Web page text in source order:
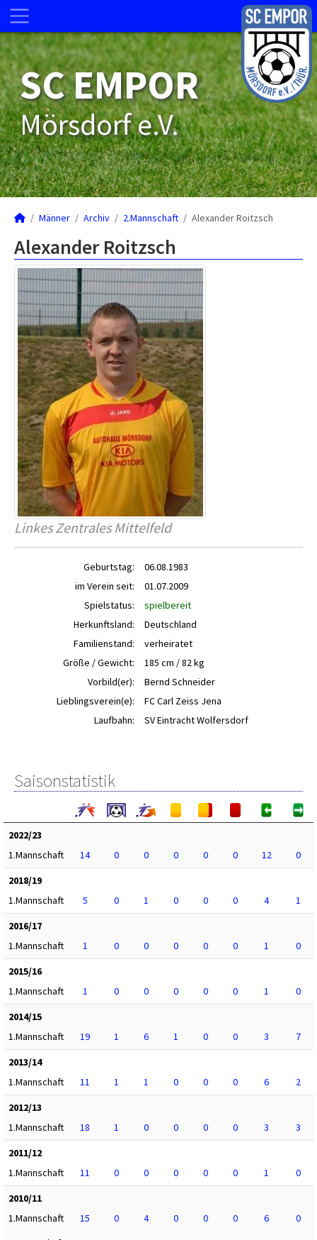
SC EMPOR
Mörsdorf e.V.
Männer Archiv 2.Mannschaft Alexander Roitzsch
Alexander Roitzsch
Linkes Zentrales Mittelfeld
Geburtstag:
06.08.1983
im Verein seit:
01.07.2009
Spielstatus:
spielbereit
Herkunftsland:
Deutschland
Familienstand:
verheiratet
Größe / Gewicht:
185 cm / 82 kg
Vorbild(er):
Bernd Schneider
Lieblingsverein(e):
FC Carl Zeiss Jena
Laufbahn:
SV Eintracht Wolfersdorf
Saisonstatistik
2022/23
1.Mannschaft
14 0 0 0 0 0 12
0
2018/19
1.Mannschaft
5 0 1 0 0 0 4
1
2016/17
1.Mannschaft
1 0 0 0 0 0 1
0
2015/16
1.Mannschaft
1 0 0 0 0 0 1
0
2014/15
1.Mannschaft
19 1 6 1 0 0 3
7
2013/14
1.Mannschaft
11 1 1 0 0 0 6
2
2012/13
1.Mannschaft
18 1 0 0 0 0 3
3
2011/12
1.Mannschaft
11 0 0 0 0 0 1
0
2010/11
1.Mannschaft
15 0 4 0 0 0 6
0